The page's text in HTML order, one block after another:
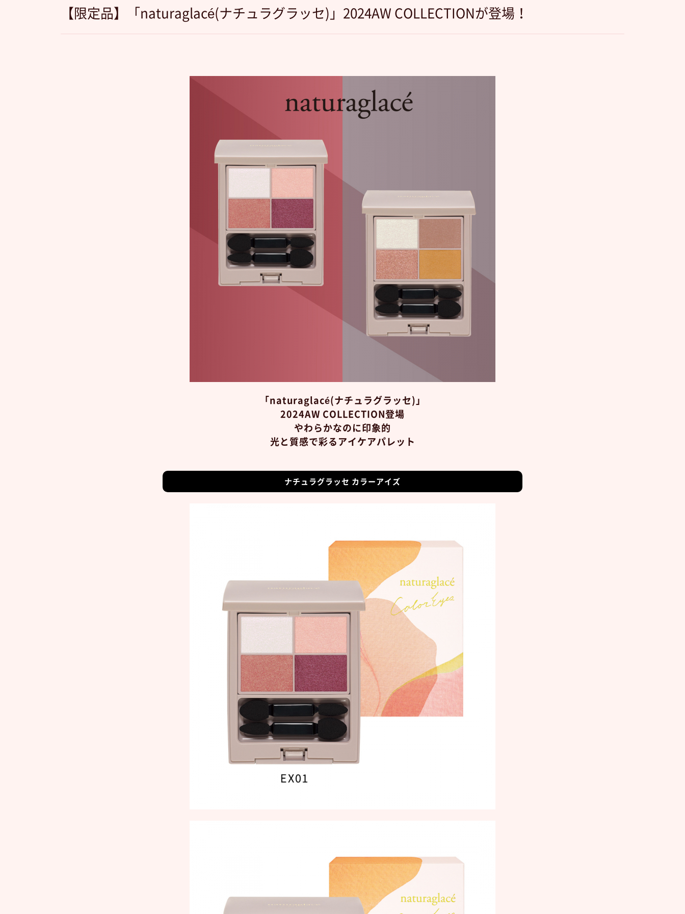
【限定品】「naturaglacé(ナチュラグラッセ)」2024AW COLLECTIONが登場！
「naturaglacé(ナチュラグラッセ)」
2024AW COLLECTION登場
やわらかなのに印象的
光と質感で彩るアイケアパレット
ナチュラグラッセ カラーアイズ